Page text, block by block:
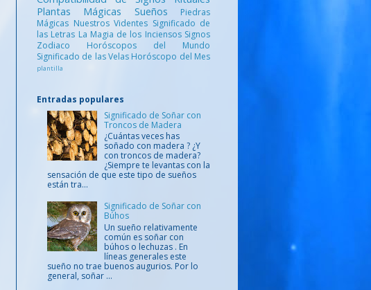
Plantas Mágicas Sueños
Piedras
Mágicas Nuestros Videntes Significado de
las Letras La Magia de los Inciensos Signos
Zodiaco Horóscopos del Mundo
Significado de las Velas Horóscopo del Mes
plantilla
Entradas populares
Significado de Soñar con
Troncos de Madera
¿Cuántas veces has
soñado con madera ? ¿Y
con troncos de madera?
¿Siempre te levantas con la
sensación de que este tipo de sueños
están tra...
Significado de Soñar con
Búhos
Un sueño relativamente
común es soñar con
búhos o lechuzas . En
líneas generales este
sueño no trae buenos augurios. Por lo
general, soñar ...